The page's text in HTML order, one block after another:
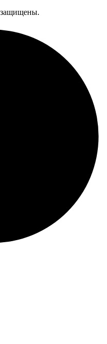
защищены.